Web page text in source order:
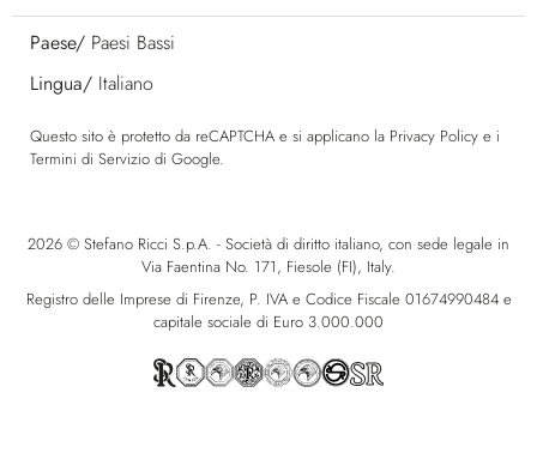
Paese/ Paesi Bassi
Lingua/ Italiano
Questo sito è protetto da reCAPTCHA e si applicano la Privacy Policy e i
Termini di Servizio di Google.
2026 © Stefano Ricci S.p.A. - Società di diritto italiano, con sede legale in
Via Faentina No. 171, Fiesole (FI), Italy.
Registro delle Imprese di Firenze, P. IVA e Codice Fiscale 01674990484 e
capitale sociale di Euro 3.000.000